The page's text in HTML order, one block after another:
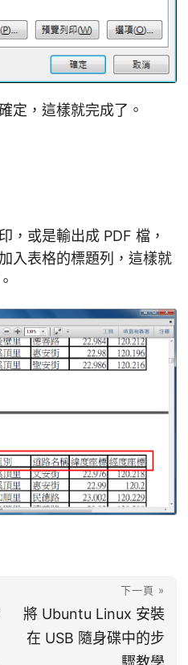
定，這樣就完成了。
，或是輸出成 PDF 檔，
入表格的標題列，這樣就
下一頁 »
將 Ubuntu Linux 安裝
在 USB 隨身碟中的步